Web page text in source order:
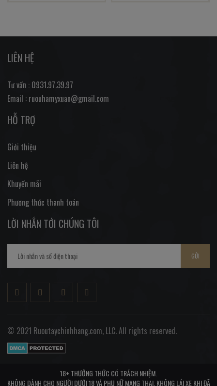
LIÊN HỆ
Tư vấn : 0931.97.39.97
Email : ruouhamyxuan@gmail.com
HỖ TRỢ
Giới thiệu
Liên hệ
Khuyến mãi
Phương thức thanh toán
LỜI NHẮN TỚI CHÚNG TÔI
GỬI
© 2021 Ruoutaychinhhang.com, LLC. All rights reserved.
18+ THƯỞNG THỨC CÓ TRÁCH NHIỆM.
KHÔNG DÀNH CHO NGƯỜI DƯỚI 18 VÀ PHỤ NỮ MANG THAI, KHÔNG LÁI XE KHI ĐÃ